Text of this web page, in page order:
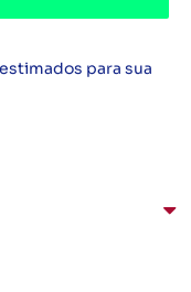
para sua